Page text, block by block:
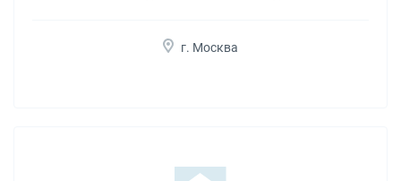
г. Москва